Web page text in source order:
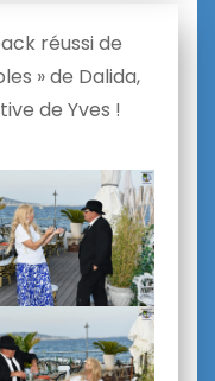
réussi de
» de Dalida,
de Yves !